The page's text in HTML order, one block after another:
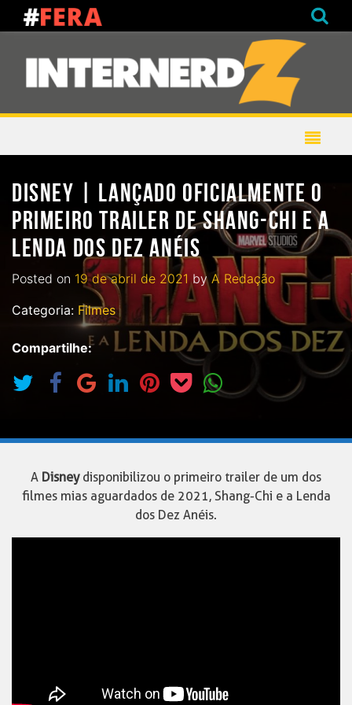
DISNEY | LANÇADO OFICIALMENTE O
PRIMEIRO TRAILER DE SHANG-CHI E A
LENDA DOS DEZ ANÉIS
Posted on 19 de abril de 2021byA Redação
Categoria: Filmes
Compartilhe:
A Disneydisponibilizou o primeiro trailer de um dos
filmes mias aguardados de 2021, Shang-Chi e a Lenda
dos Dez Anéis.